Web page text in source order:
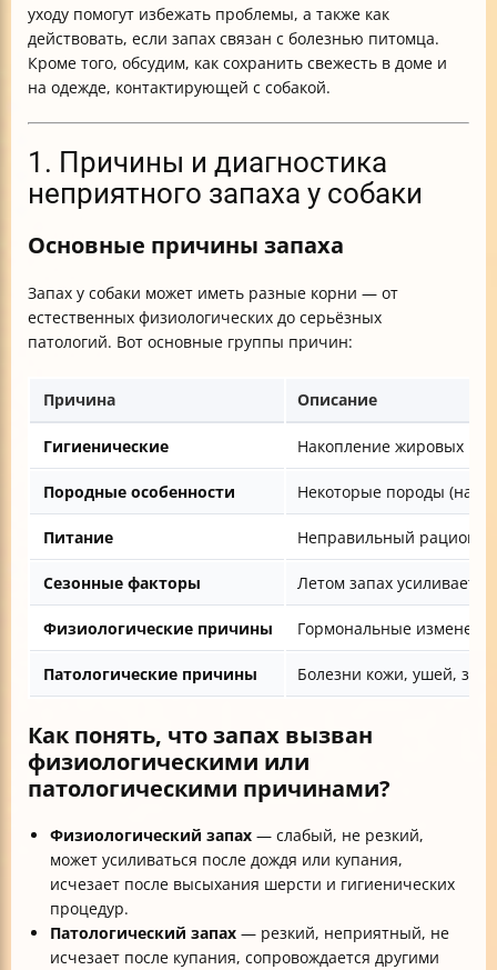
уходу помогут избежать проблемы, а также как
действовать, если запах связан с болезнью питомца.
Кроме того, обсудим, как сохранить свежесть в доме и
на одежде, контактирующей с собакой.
1. Причины и диагностика
неприятного запаха у собаки
Основные причины запаха
Запах у собаки может иметь разные корни — от
естественных физиологических до серьёзных
патологий. Вот основные группы причин:
Причина Описание
Гигиенические Накопление жировых
Породные особенности Некоторые породы
Питание Неправильный рацион
Сезонные факторы Летом запах
Физиологические причины Гормональные
Патологические причины Болезни кожи, ушей,
Как понять, что запах вызван
физиологическими или
патологическими причинами?
Физиологический запах — слабый, не резкий,
может усиливаться после дождя или купания,
исчезает после высыхания шерсти и гигиенических
процедур.
Патологический запах — резкий, неприятный, не
исчезает после купания, сопровождается другими